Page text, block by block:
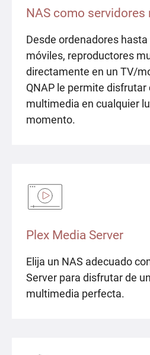
NAS como
Desde ordenadores
móviles, reproductores
directamente en un TV/
QNAP le permite
multimedia en cualquier
momento.
Plex Media Server
Elija un NAS adecuado
Server para disfrutar de
multimedia perfecta.